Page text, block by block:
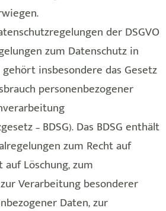
der DSGVO
zum Datenschutz in
insbesondere das Gesetz
personenbezogener
– BDSG). Das BDSG enthält
zum Recht auf
Löschung, zum
Verarbeitung besonderer
Daten, zur